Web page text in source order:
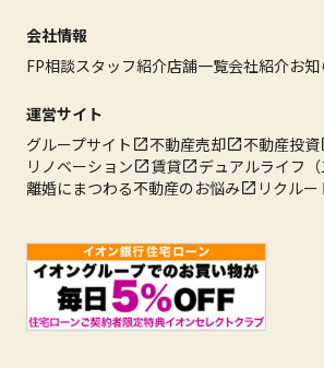
会社情報
FP相談スタッフ紹介店舗一覧会社紹介お
運営サイト
グループサイト
不動産売却 不動産投資
リノベーション
賃貸
デュアルライフ（
離婚にまつわる不動産のお悩み
リクルー